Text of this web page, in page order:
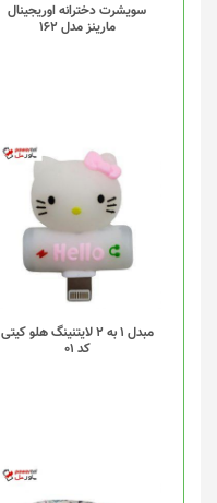
سویشرت دخترانه اوریجینال
مارینز مدل 162
مبدل 1 به 2 لایتنینگ هلو کیتی
کد 01